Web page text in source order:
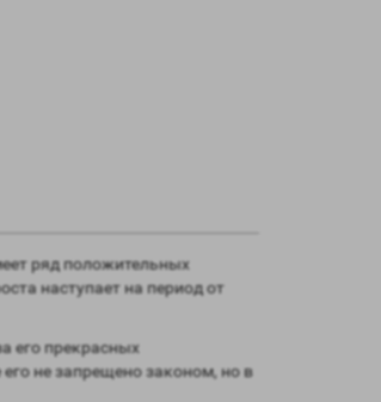
ряд положительных
наступает на период от
его прекрасных
не запрещено законом, но в